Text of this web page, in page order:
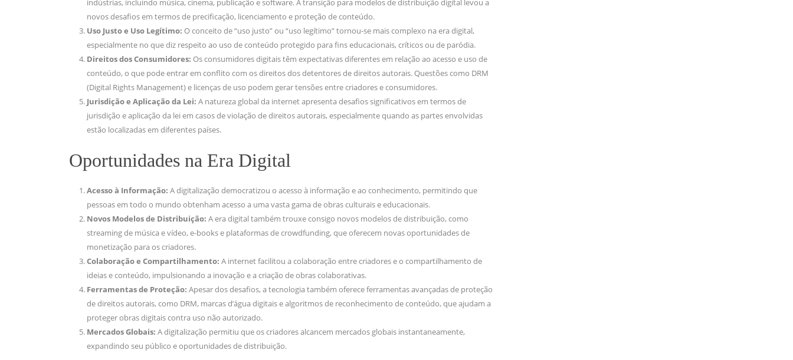
indústrias, incluindo música, cinema, publicação e software. A transição para modelos de distribuição digital levou a
novos desafios em termos de precificação, licenciamento e proteção de conteúdo.
Uso Justo e Uso Legítimo: O conceito de “uso justo” ou “uso legítimo” tornou-se mais complexo na era digital,
especialmente no que diz respeito ao uso de conteúdo protegido para fins educacionais, críticos ou de paródia.
Direitos dos Consumidores: Os consumidores digitais têm expectativas diferentes em relação ao acesso e uso de
conteúdo, o que pode entrar em conflito com os direitos dos detentores de direitos autorais. Questões como DRM
(Digital Rights Management) e licenças de uso podem gerar tensões entre criadores e consumidores.
Jurisdição e Aplicação da Lei: A natureza global da internet apresenta desafios significativos em termos de
jurisdição e aplicação da lei em casos de violação de direitos autorais, especialmente quando as partes envolvidas
estão localizadas em diferentes países.
Oportunidades na Era Digital
Acesso à Informação: A digitalização democratizou o acesso à informação e ao conhecimento, permitindo que
pessoas em todo o mundo obtenham acesso a uma vasta gama de obras culturais e educacionais.
Novos Modelos de Distribuição: A era digital também trouxe consigo novos modelos de distribuição, como
streaming de música e vídeo, e-books e plataformas de crowdfunding, que oferecem novas oportunidades de
monetização para os criadores.
Colaboração e Compartilhamento: A internet facilitou a colaboração entre criadores e o compartilhamento de
ideias e conteúdo, impulsionando a inovação e a criação de obras colaborativas.
Ferramentas de Proteção: Apesar dos desafios, a tecnologia também oferece ferramentas avançadas de proteção
de direitos autorais, como DRM, marcas d’água digitais e algoritmos de reconhecimento de conteúdo, que ajudam a
proteger obras digitais contra uso não autorizado.
Mercados Globais: A digitalização permitiu que os criadores alcancem mercados globais instantaneamente,
expandindo seu público e oportunidades de distribuição.